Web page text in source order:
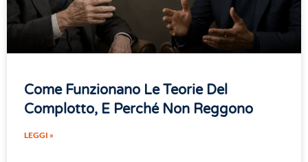
Come Funzionano Le Teorie Del
Complotto, E Perché Non Reggono
LEGGI »